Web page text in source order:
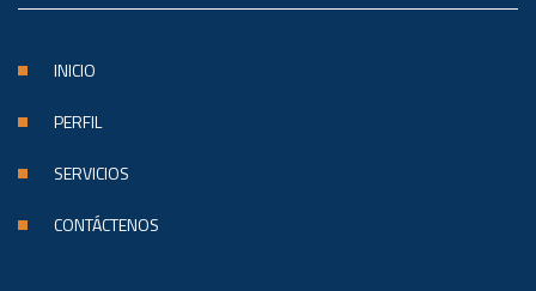
INICIO
PERFIL
SERVICIOS
CONTÁCTENOS